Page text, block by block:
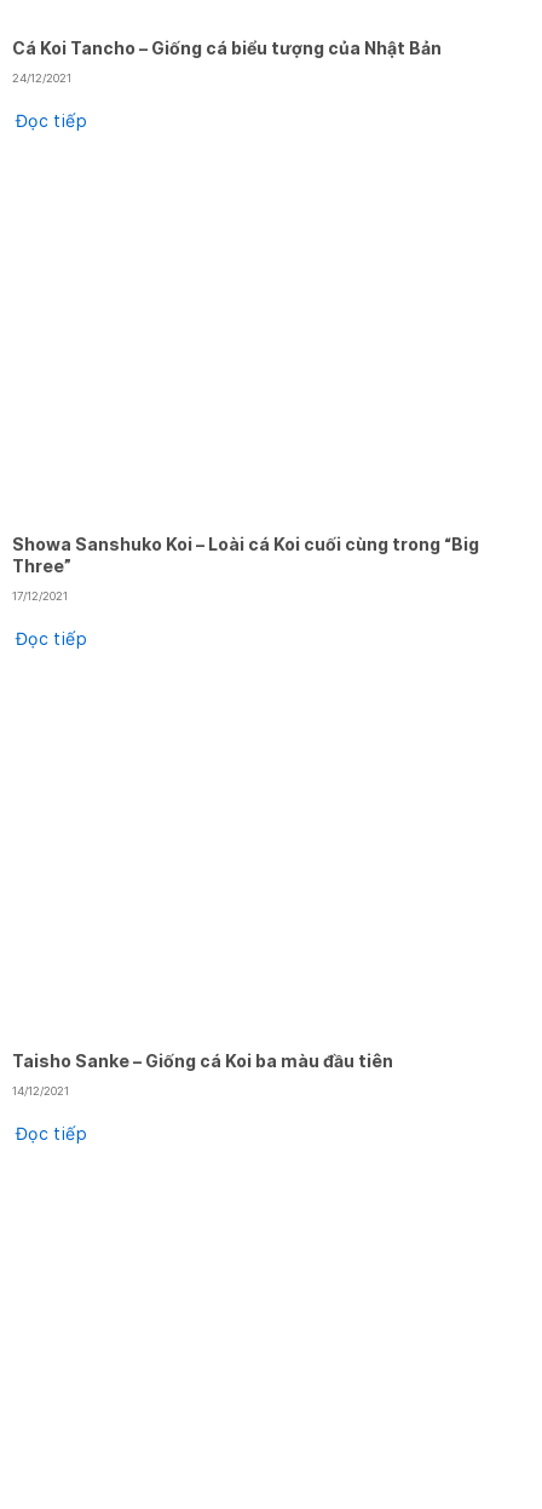
Cá Koi Tancho – Giống cá biểu tượng của Nhật Bản
24/12/2021
Đọc tiếp
Showa Sanshuko Koi – Loài cá Koi cuối cùng trong “Big
Three”
17/12/2021
Đọc tiếp
Taisho Sanke – Giống cá Koi ba màu đầu tiên
14/12/2021
Đọc tiếp